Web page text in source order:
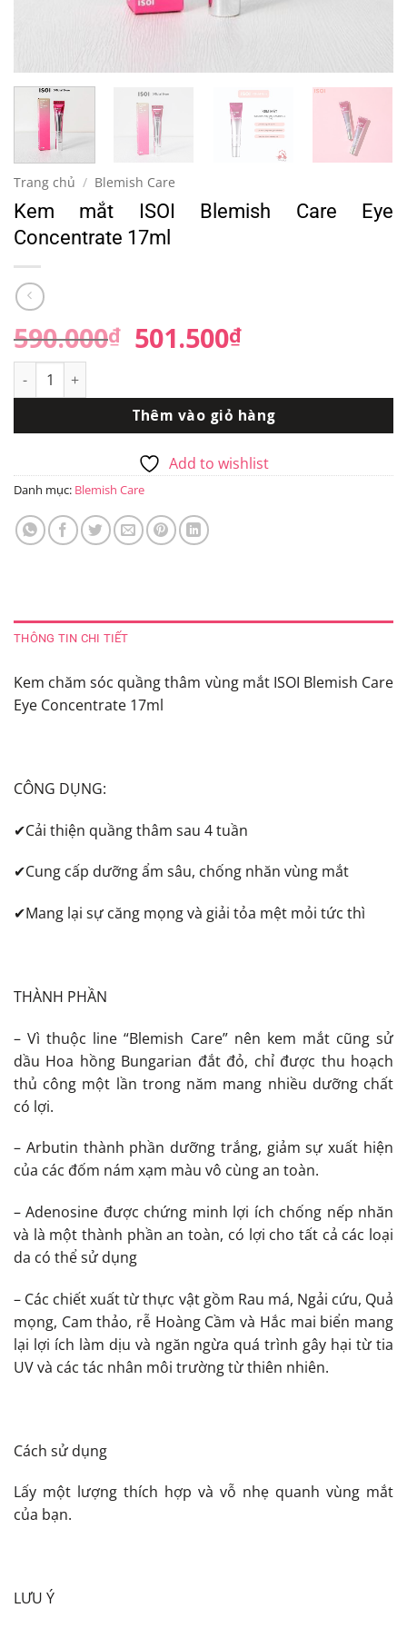
Trang chủ / Blemish Care
Kem mắt ISOI Blemish Care Eye
Concentrate 17ml
590.000₫ Giá
gốc
590.000₫.
501.500₫Giá
là:
501.500₫.
Kem mắt ISOI Blemish Care Eye Concentrate 17ml số lượng
Thêm vào giỏ hàng
Add to wishlist
Danh mục: Blemish Care
THÔNG TIN CHI TIẾT
Kem chăm sóc quầng thâm vùng mắt ISOI Blemish Care
Eye Concentrate 17ml
CÔNG DỤNG:
✔Cải thiện quầng thâm sau 4 tuần
✔Cung cấp dưỡng ẩm sâu, chống nhăn vùng mắt
✔Mang lại sự căng mọng và giải tỏa mệt mỏi tức thì
THÀNH PHẦN
– Vì thuộc line “Blemish Care” nên kem mắt cũng sử
dầu Hoa hồng Bungarian đắt đỏ, chỉ được thu hoạch
thủ công một lần trong năm mang nhiều dưỡng chất
có lợi.
– Arbutin thành phần dưỡng trắng, giảm sự xuất hiện
của các đốm nám xạm màu vô cùng an toàn.
– Adenosine được chứng minh lợi ích chống nếp nhăn
và là một thành phần an toàn, có lợi cho tất cả các loại
da có thể sử dụng
– Các chiết xuất từ thực vật gồm Rau má, Ngải cứu, Quả
mọng, Cam thảo, rễ Hoàng Cầm và Hắc mai biển mang
lại lợi ích làm dịu và ngăn ngừa quá trình gây hại từ tia
UV và các tác nhân môi trường từ thiên nhiên.
Cách sử dụng
Lấy một lượng thích hợp và vỗ nhẹ quanh vùng mắt
của bạn.
LƯU Ý